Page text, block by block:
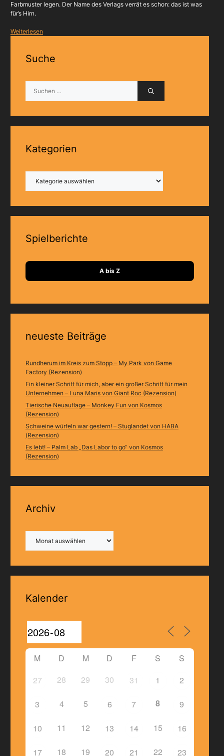
Farbmuster legen. Der Name des Verlags verrät es schon: das ist was
für’s Hirn.
Weiterlesen
Suche
nach:
Kategorien
Spielberichte
A bis Z
neueste Beiträge
Rundherum im Kreis zum Stopp – My Park von Game
Factory (Rezension)
Ein kleiner Schritt für mich, aber ein großer Schritt für mein
Unternehmen – Luna Maris von Giant Roc (Rezension)
Tierische Neuauflage – Monkey Fun von Kosmos
(Rezension)
Schweine würfeln war gestern! – Stuglandet von HABA
(Rezension)
Es lebt! – Palm Lab „Das Labor to go“ von Kosmos
(Rezension)
Archiv
Kalender
M D M D F S
S
27
28 29 30 31 1 2
3 4 5 6 7 8 9
10 11 12 13 14 15 16
17 18 19 20 21 22 23